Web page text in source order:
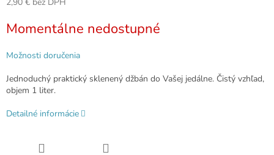
2,90 € bez DPH
cena:
Momentálne nedostupné
Možnosti doručenia
Jednoduchý praktický sklenený džbán do Vašej jedálne. Čistý vzhľad,
objem 1 liter.
Detailné informácie